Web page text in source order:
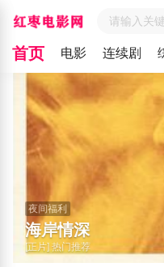
首页 电影 连续剧
夜间福利
海岸情深
[正片] 热门推荐